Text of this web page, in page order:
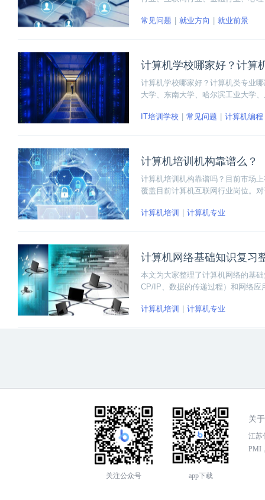
常见问题
就业方向 就业前景
计算机学校哪家好？计算
计算机学校哪家好？计算机类专业
大学、东南大学、哈尔滨工业大学
IT培训学校
常见问题 计算机编程
计算机培训机构靠谱么？
计算机培训机构靠谱吗？目前市场
覆盖目前计算机互联网行业岗位。
计算机培训
计算机专业
计算机网络基础知识复习
本文为大家整理了计算机网络的基
CP/IP、数据的传递过程）和网络
计算机培训 计算机专业
关注公众号 app下载
关
江苏
PMI